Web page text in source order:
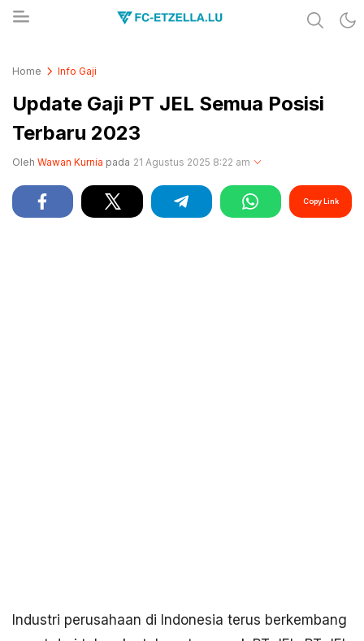
Home Info Gaji
Update Gaji PT JEL Semua Posisi
Terbaru 2023
Oleh Wawan Kurnia pada 21 Agustus 2025 8:22 am
Copy Link
Industri perusahaan di Indonesia terus berkembang